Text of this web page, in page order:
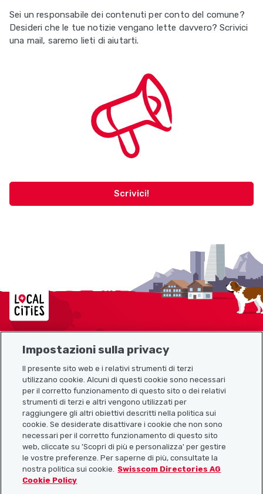
Sei un responsabile dei contenuti per conto del comune?
Desideri che le tue notizie vengano lette davvero? Scrivici
una mail, saremo lieti di aiutarti.
Scrivici!
Localcities
Link utili
Scarica l’app Localcities
Impostazioni sulla privacy
Il presente sito web e i relativi strumenti di terzi
utilizzano cookie. Alcuni di questi cookie sono necessari
per il corretto funzionamento di questo sito o dei relativi
strumenti di terzi e altri vengono utilizzati per
raggiungere gli altri obiettivi descritti nella politica sui
cookie. Se desiderate disattivare i cookie che non sono
necessari per il corretto funzionamento di questo sito
web, cliccate su 'Scopri di più e personalizza' per gestire
le vostre preferenze. Per saperne di più, consultate la
nostra politica sui cookie.
Swisscom Directories AG
Cookie Policy